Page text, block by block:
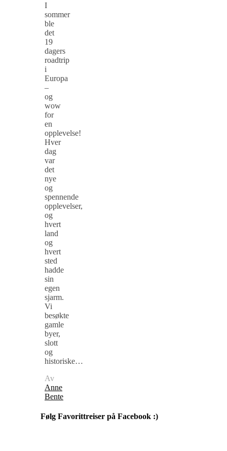
I
sommer
ble
det
19
dagers
roadtrip
i
Europa
–
og
wow
for
en
opplevelse!
Hver
dag
var
det
nye
og
spennende
opplevelser,
og
hvert
land
og
hvert
sted
hadde
sin
egen
sjarm.
Vi
besøkte
gamle
byer,
slott
og
historiske…
Av
Anne
Bente
Følg Favorittreiser på Facebook :)